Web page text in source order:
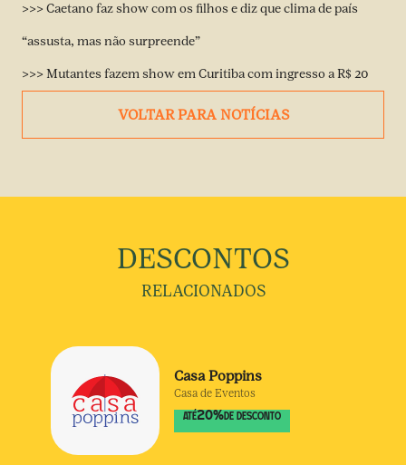
>>> Caetano faz show com os filhos e diz que clima de país
“assusta, mas não surpreende”
>>> Mutantes fazem show em Curitiba com ingresso a R$ 20
VOLTAR PARA NOTÍCIAS
DESCONTOS
RELACIONADOS
Casa Poppins
Casa de Eventos
ATÉ20% DE DESCONTO